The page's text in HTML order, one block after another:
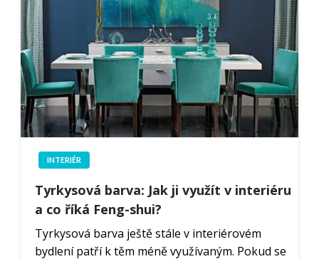
INTERIÉR
Tyrkysová barva: Jak ji využít v interiéru
a co říká Feng-shui?
Tyrkysová barva ještě stále v interiérovém
bydlení patří k těm méně využívaným. Pokud se